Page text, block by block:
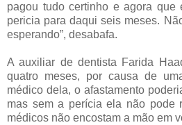
pagou tudo certinho e agora que
pericia para daqui seis meses.
esperando”, desabafa.
A auxiliar de dentista Farida
quatro meses, por causa de
médico dela, o afastamento
mas sem a perícia ela não pode
médicos não encostam a mão em